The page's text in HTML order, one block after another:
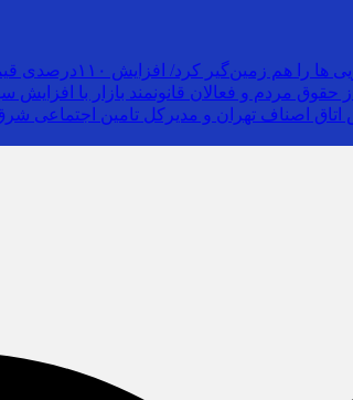
کرد/ افزایش ۱۱۰درصدی قیمت شوینده کاهش۴۰درصدی تقاضا
مردم و فعالان قانونمند بازار با
اتاق اصناف تهران و مدیرکل تامین اجتماعی